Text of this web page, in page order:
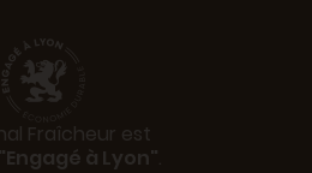
Fraîcheur est
"Engagé à Lyon".